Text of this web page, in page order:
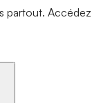
partout. Accédez